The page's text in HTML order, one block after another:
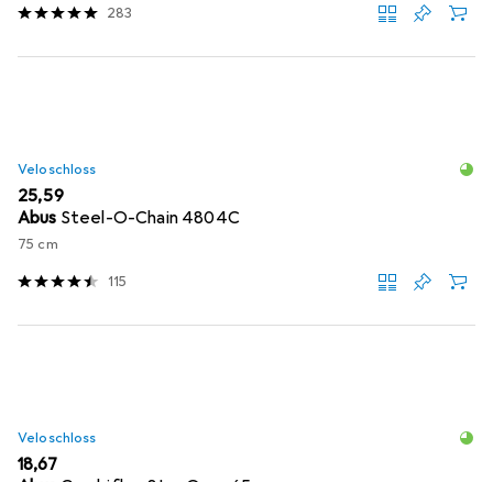
283
Veloschloss
EUR
25,59
Abus Steel-O-Chain 4804C
75 cm
115
Veloschloss
EUR
18,67